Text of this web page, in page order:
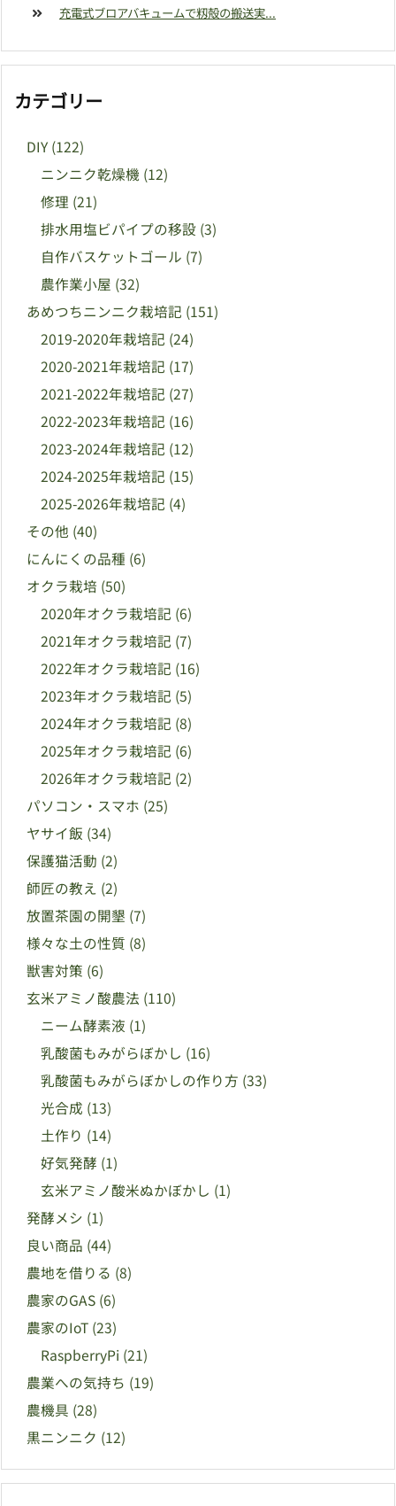
充電式ブロアバキュームで籾殻の搬送実...
カテゴリー
DIY (122)
ニンニク乾燥機 (12)
修理 (21)
排水用塩ビパイプの移設 (3)
自作バスケットゴール (7)
農作業小屋 (32)
あめつちニンニク栽培記 (151)
2019-2020年栽培記 (24)
2020-2021年栽培記 (17)
2021-2022年栽培記 (27)
2022-2023年栽培記 (16)
2023-2024年栽培記 (12)
2024-2025年栽培記 (15)
2025-2026年栽培記 (4)
その他 (40)
にんにくの品種 (6)
オクラ栽培 (50)
2020年オクラ栽培記 (6)
2021年オクラ栽培記 (7)
2022年オクラ栽培記 (16)
2023年オクラ栽培記 (5)
2024年オクラ栽培記 (8)
2025年オクラ栽培記 (6)
2026年オクラ栽培記 (2)
パソコン・スマホ (25)
ヤサイ飯 (34)
保護猫活動 (2)
師匠の教え (2)
放置茶園の開墾 (7)
様々な土の性質 (8)
獣害対策 (6)
玄米アミノ酸農法 (110)
ニーム酵素液 (1)
乳酸菌もみがらぼかし (16)
乳酸菌もみがらぼかしの作り方 (33)
光合成 (13)
土作り (14)
好気発酵 (1)
玄米アミノ酸米ぬかぼかし (1)
発酵メシ (1)
良い商品 (44)
農地を借りる (8)
農家のGAS (6)
農家のIoT (23)
RaspberryPi (21)
農業への気持ち (19)
農機具 (28)
黒ニンニク (12)